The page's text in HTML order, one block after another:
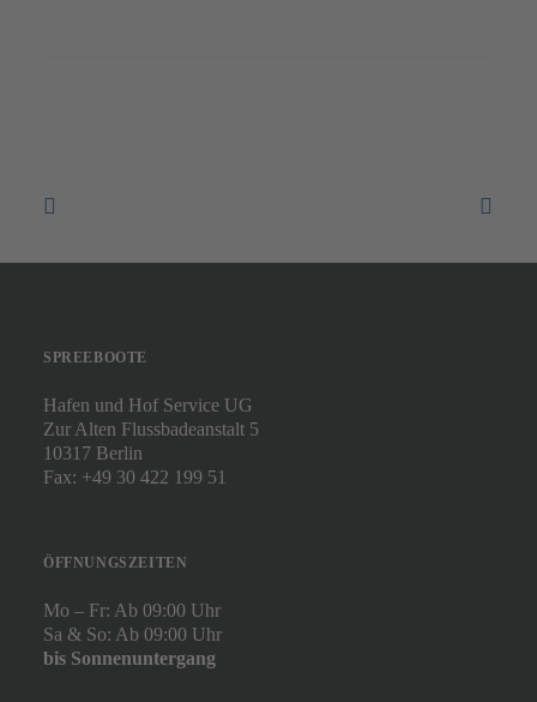
SPREEBOOTE
Hafen und Hof Service UG
Zur Alten Flussbadeanstalt 5
10317 Berlin
Fax: +49 30 422 199 51
ÖFFNUNGSZEITEN
Mo – Fr: Ab 09:00 Uhr
Sa & So: Ab 09:00 Uhr
bis Sonnenuntergang